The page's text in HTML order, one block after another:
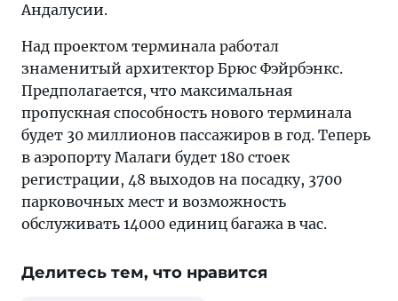
Андалусии.
Над проектом терминала работал
знаменитый архитектор Брюс Фэйрбэнкс.
Предполагается, что максимальная
пропускная способность нового терминала
будет 30 миллионов пассажиров в год. Теперь
в аэропорту Малаги будет 180 стоек
регистрации, 48 выходов на посадку, 3700
парковочных мест и возможность
обслуживать 14000 единиц багажа в час.
Делитесь тем, что нравится